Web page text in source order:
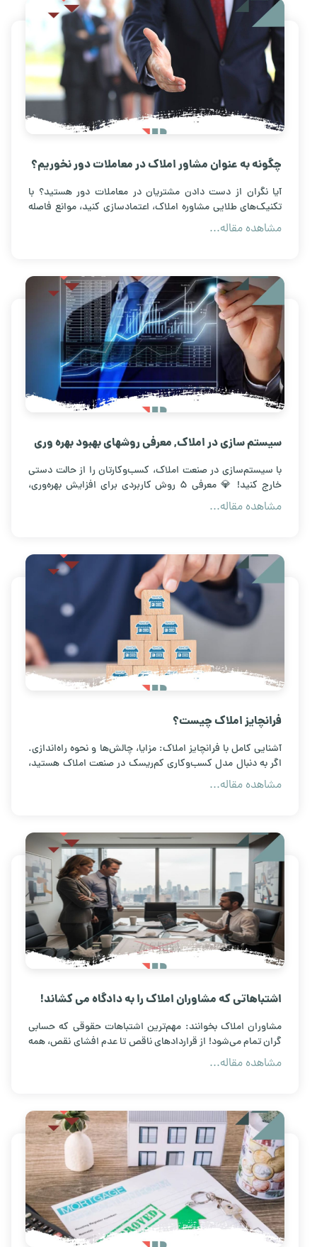
چگونه به عنوان مشاور املاک در معاملات دور نخوریم؟
آیا نگران از دست دادن مشتریان در معاملات دور هستید؟ با
تکنیک‌های طلایی مشاوره املاک، اعتمادسازی کنید، موانع فاصله
را از بین ببرید و نرخ تبدیل مشتریان مجازی را به خریداران واقعی
مشاهده مقاله...
سیستم سازی در املاک, معرفی روشهای بهبود بهره وری
با سیستم‌سازی در صنعت املاک، کسب‌وکارتان را از حالت دستی
خارج کنید! 💎 معرفی ۵ روش کاربردی برای افزایش بهره‌وری،
مدیریت خودکار سرنخ‌ها و افزایش درآمد مشاورین املاک. همین
مشاهده مقاله...
فرانچایز املاک چیست؟
آشنایی کامل با فرانچایز املاک: مزایا، چالش‌ها و نحوه راه‌اندازی.
اگر به دنبال مدل کسب‌وکاری کم‌ریسک در صنعت املاک هستید،
این مقاله تمام نکات کلیدی درباره همکاری با برندهای معتبر و
مشاهده مقاله...
اشتباهاتی که مشاوران املاک را به دادگاه می کشاند!
مشاوران املاک بخوانند: مهم‌ترین اشتباهات حقوقی که حسابی
گران تمام می‌شود! از قراردادهای ناقص تا عدم افشای نقص، همه
اینجاست.
مشاهده مقاله...